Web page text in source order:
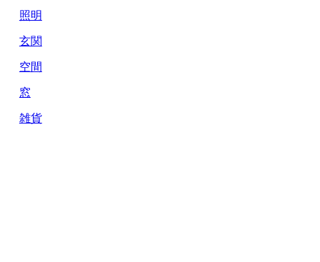
照明
玄関
空間
窓
雑貨